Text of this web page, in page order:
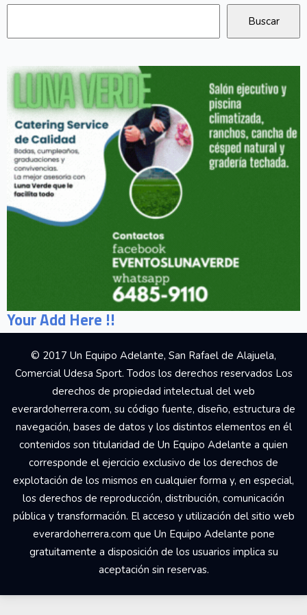
Your Add Here !!
© 2017 Un Equipo Adelante, San Rafael de Alajuela,
Comercial Udesa Sport. Todos los derechos reservados Los
derechos de propiedad intelectual del web
everardoherrera.com, su código fuente, diseño, estructura de
navegación, bases de datos y los distintos elementos en él
contenidos son titularidad de Un Equipo Adelante a quien
corresponde el ejercicio exclusivo de los derechos de
explotación de los mismos en cualquier forma y, en especial,
los derechos de reproducción, distribución, comunicación
pública y transformación. El acceso y utilización del sitio web
everardoherrera.com que Un Equipo Adelante pone
gratuitamente a disposición de los usuarios implica su
aceptación sin reservas.